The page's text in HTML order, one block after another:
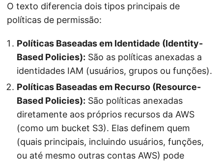
O texto diferencia dois tipos principais de
políticas de permissão:
Políticas Baseadas em Identidade (Identity-
Based Policies): São as políticas anexadas a
identidades IAM (usuários, grupos ou funções).
Políticas Baseadas em Recurso (Resource-
Based Policies): São políticas anexadas
diretamente aos próprios recursos da AWS
(como um bucket S3). Elas definem quem
(quais principais, incluindo usuários, funções,
ou até mesmo outras contas AWS) pode